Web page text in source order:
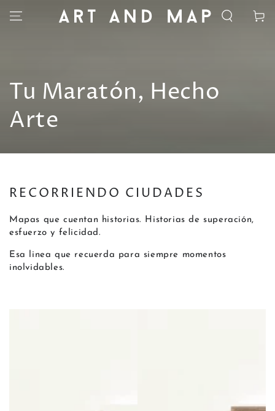
CONTENIDO
Carrito
Colección:
Tu Maratón, Hecho
Arte
RECORRIENDO CIUDADES
Mapas que cuentan historias. Historias de superación,
esfuerzo y felicidad.
Esa linea que recuerda para siempre momentos
inolvidables.